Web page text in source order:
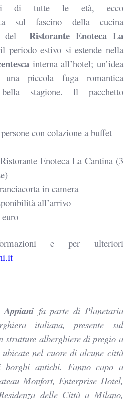
di tutte le età, ecco
sul fascino della cucina
del Ristorante Enoteca La
periodo estivo si estende nella
interna all’hotel; un’idea
una piccola fuga romantica
stagione. Il pacchetto
con colazione a buffet
Enoteca La Cantina (3
in camera
all’arrivo
e per ulteriori
Appianifa parte di Planetaria
italiana, presente sul
strutture alberghiere di pregio a
nel cuore di alcune città
borghi antichi. Fanno capo a
Monfort, Enterprise Hotel,
delle Città a Milano,